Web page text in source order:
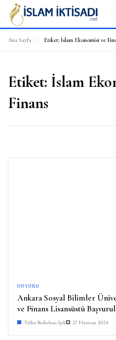
Ana Sayfa / Etiket: İslam Ekonomisi ve
Etiket: İslam
Finans
DUYURU
Ankara Sosyal Bilimler
ve Finans Lisansüstü
Talha Bedirhan Işık 27 Haziran 2024